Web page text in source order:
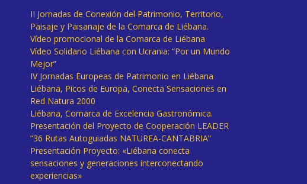
II Jornadas de Conexión del Patrimonio, Territorio,
Paisaje y Paisanaje de la Comarca de Liébana.
Vídeo promocional de la Comarca de Liébana
Vídeo Solidario Liébana con Ucrania: “Por un Mundo
Mejor”
IV Jornadas Europeas de Patrimonio en Liébana
Liébana, Picos de Europa, Conecta Sensaciones en
Red Natura 2000
Liébana, Comarca de Excelencia Gastronómica.
Presentación del Proyecto de Cooperación LEADER
“36 Rutas Autoguiadas NATUREA-CANTABRIA”
Presentación Proyecto: «Liébana conecta
sensaciones y generaciones interconectando
experiencias»